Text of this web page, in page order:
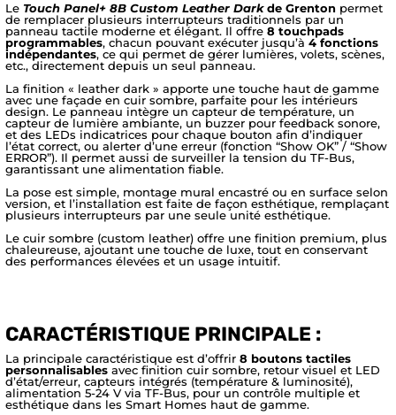
Le Touch Panel+ 8B Custom Leather Darkde Grenton permet
de remplacer plusieurs interrupteurs traditionnels par un
panneau tactile moderne et élégant. Il offre 8 touchpads
programmables, chacun pouvant exécuter jusqu’à 4 fonctions
indépendantes, ce qui permet de gérer lumières, volets, scènes,
etc., directement depuis un seul panneau.
La finition « leather dark » apporte une touche haut de gamme
avec une façade en cuir sombre, parfaite pour les intérieurs
design. Le panneau intègre un capteur de température, un
capteur de lumière ambiante, un buzzer pour feedback sonore,
et des LEDs indicatrices pour chaque bouton afin d’indiquer
l’état correct, ou alerter d’une erreur (fonction “Show OK” / “Show
ERROR”). Il permet aussi de surveiller la tension du TF-Bus,
garantissant une alimentation fiable.
La pose est simple, montage mural encastré ou en surface selon
version, et l’installation est faite de façon esthétique, remplaçant
plusieurs interrupteurs par une seule unité esthétique.
Le cuir sombre (custom leather) offre une finition premium, plus
chaleureuse, ajoutant une touche de luxe, tout en conservant
des performances élevées et un usage intuitif.
CARACTÉRISTIQUE PRINCIPALE :
La principale caractéristique est d’offrir 8 boutons tactiles
personnalisables avec finition cuir sombre, retour visuel et LED
d’état/erreur, capteurs intégrés (température & luminosité),
alimentation 5-24 V via TF-Bus, pour un contrôle multiple et
esthétique dans les Smart Homes haut de gamme.